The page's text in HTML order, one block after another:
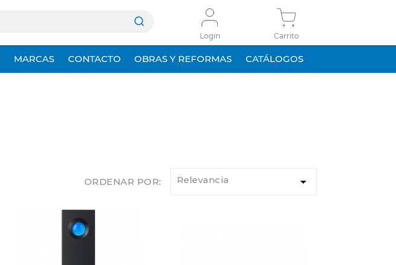
Login Carrito
MARCAS CONTACTO OBRAS Y REFORMAS CATÁLOGOS
ORDENAR POR: Relevancia 